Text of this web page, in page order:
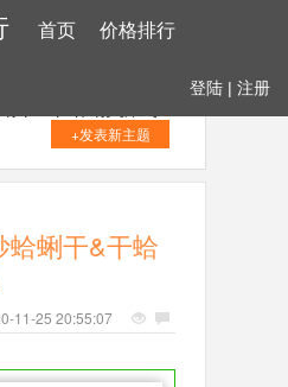
首页 价格排行
登陆 | 注册
+发表新主题
蛤蜊干&干蛤
11-25 20:55:07